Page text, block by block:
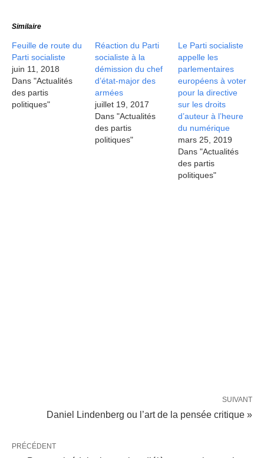
Similaire
Feuille de route du
Parti socialiste
juin 11, 2018
Dans "Actualités
des partis
politiques"
Réaction du Parti
socialiste à la
démission du chef
d’état-major des
armées
juillet 19, 2017
Dans "Actualités
des partis
politiques"
Le Parti socialiste
appelle les
parlementaires
européens à voter
pour la directive
sur les droits
d’auteur à l’heure
du numérique
mars 25, 2019
Dans "Actualités
des partis
politiques"
SUIVANT
Daniel Lindenberg ou l’art de la pensée critique »
PRÉCÉDENT